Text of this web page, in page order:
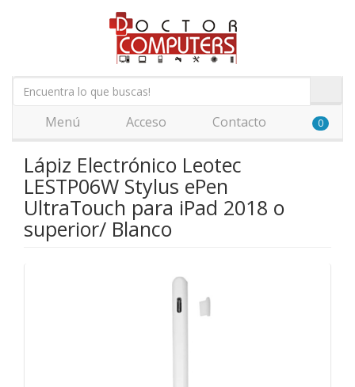
Menú Acceso Contacto 0
Lápiz Electrónico Leotec
LESTP06W Stylus ePen
UltraTouch para iPad 2018 o
superior/ Blanco